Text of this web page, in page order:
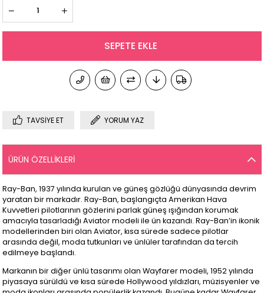
TAVSIYE ET YORUM YAZ
ÜRÜN ÖZELLIKLERI
Ray-Ban, 1937 yılında kurulan ve güneş gözlüğü dünyasında devrim
yaratan bir markadır. Ray-Ban, başlangıçta Amerikan Hava
Kuvvetleri pilotlarının gözlerini parlak güneş ışığından korumak
amacıyla tasarladığı Aviator modeli ile ün kazandı. Ray-Ban’in ikonik
modellerinden biri olan Aviator, kısa sürede sadece pilotlar
arasında değil, moda tutkunları ve ünlüler tarafından da tercih
edilmeye başlandı.
Markanın bir diğer ünlü tasarımı olan Wayfarer modeli, 1952 yılında
piyasaya sürüldü ve kısa sürede Hollywood yıldızları, müzisyenler ve